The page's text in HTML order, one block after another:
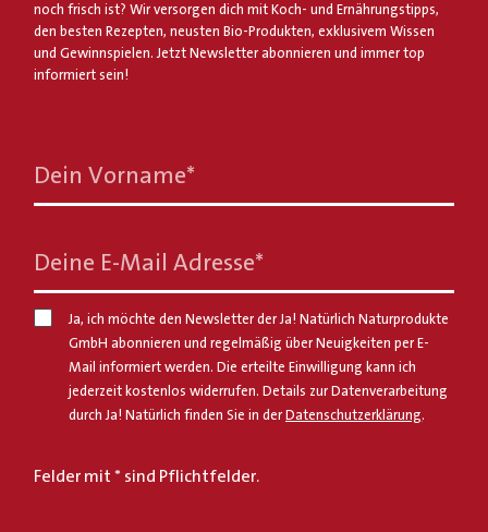
noch frisch ist? Wir versorgen dich mit Koch- und Ernährungstipps,
den besten Rezepten, neusten Bio-Produkten, exklusivem Wissen
und Gewinnspielen. Jetzt Newsletter abonnieren und immer top
informiert sein!
Dein Vorname*
Deine E-Mail Adresse*
Ja, ich möchte den Newsletter der Ja! Natürlich Naturprodukte
GmbH abonnieren und regelmäßig über Neuigkeiten per E-
Mail informiert werden. Die erteilte Einwilligung kann ich
jederzeit kostenlos widerrufen. Details zur Datenverarbeitung
durch Ja! Natürlich finden Sie in derDatenschutzerklärung.
Felder mit * sind Pflichtfelder.